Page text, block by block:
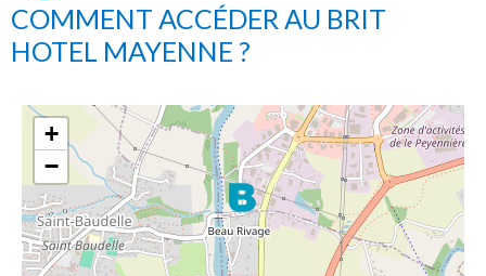
COMMENT ACCÉDER AU BRIT
HOTEL MAYENNE ?
+
−